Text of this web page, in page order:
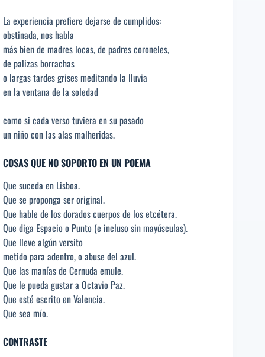
La experiencia prefiere dejarse de cumplidos:
obstinada, nos habla
más bien de madres locas, de padres coroneles,
de palizas borrachas
o largas tardes grises meditando la lluvia
en la ventana de la soledad
como si cada verso tuviera en su pasado
un niño con las alas malheridas.
COSAS QUE NO SOPORTO EN UN POEMA
Que suceda en Lisboa.
Que se proponga ser original.
Que hable de los dorados cuerpos de los etcétera.
Que diga Espacio o Punto (e incluso sin mayúsculas).
Que lleve algún versito
metido para adentro, o abuse del azul.
Que las manías de Cernuda emule.
Que le pueda gustar a Octavio Paz.
Que esté escrito en Valencia.
Que sea mío.
CONTRASTE